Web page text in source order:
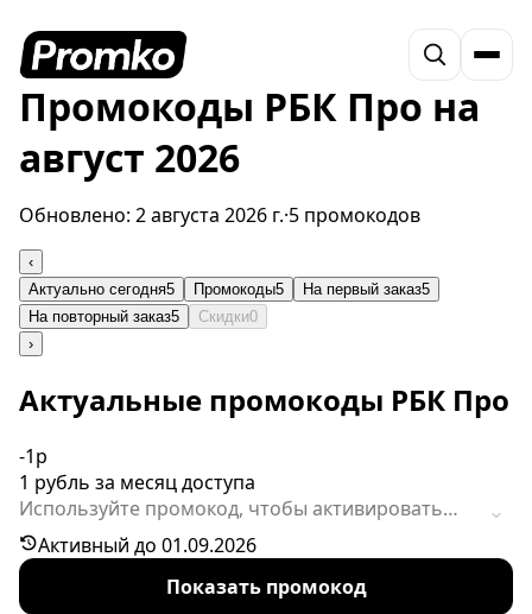
Промокоды РБК Про на
август 2026
Обновлено: 2 августа 2026 г.·5 промокодов
‹
Актуально сегодня5 Промокоды5 На первый заказ5
На повторный заказ5 Скидки0
›
Актуальные промокоды РБК Про
-1р
1 рубль за месяц доступа
Используйте промокод, чтобы активировать
первый месяц подписки за 1 рубль. Акция
действует в течение ограниченного срока.
Активный до 01.09.2026
Показать промокод